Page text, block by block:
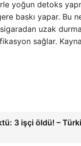
yoğun detoks
baskı yapar. Bu
uzak
sağlar.
3 işçi öldü! –